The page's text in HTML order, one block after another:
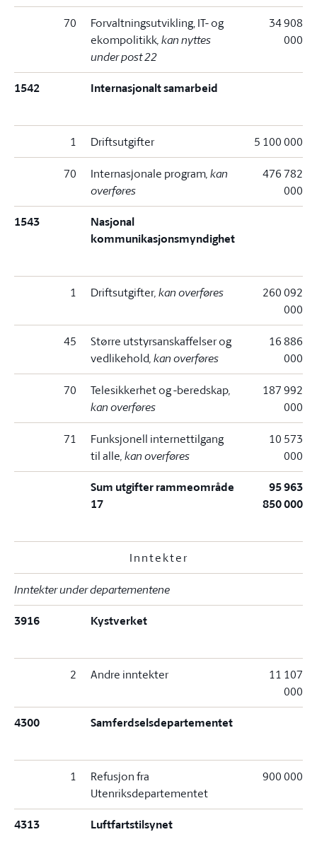
70
Forvaltningsutvikling, IT- og
ekompolitikk, kan nyttes
under post 22
34 908
000
1542 Internasjonalt samarbeid
1 Driftsutgifter 5 100 000
70 Internasjonale program, kan
overføres
476 782
000
1543
Nasjonal
kommunikasjonsmyndighet
1 Driftsutgifter, kan overføres
260 092
000
45
Større utstyrsanskaffelser og
vedlikehold, kan overføres
16 886
000
70 Telesikkerhet og -beredskap,
kan overføres
187 992
000
71
Funksjonell internettilgang
til alle, kan overføres
10 573
000
Sum utgifter rammeområde
17
95 963
850 000
Inntekter
Inntekter under departementene
3916 Kystverket
2 Andre inntekter
11 107
000
4300 Samferdselsdepartementet
1
Refusjon fra
Utenriksdepartementet
900 000
4313 Luftfartstilsynet